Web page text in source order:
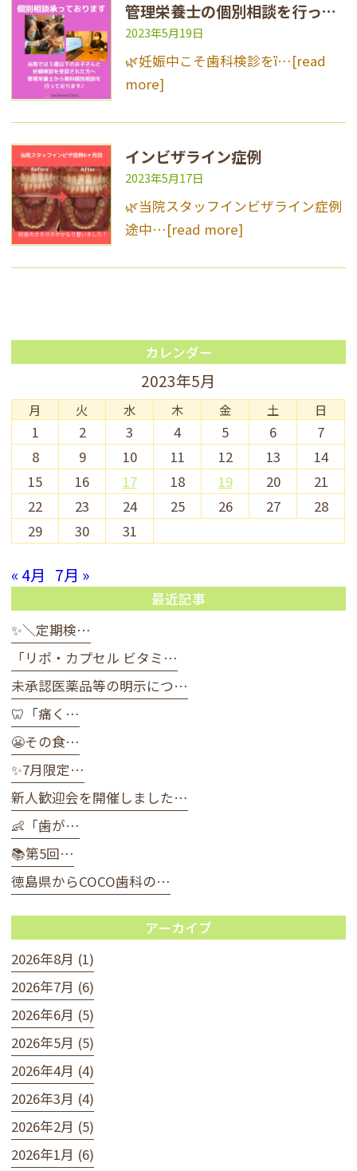
管理栄養士の個別相談を行っています
2023年5月19日
🌿妊娠中こそ歯科検診をἳ…[read
more]
インビザライン症例
2023年5月17日
🌿当院スタッフインビザライン症例
途中…[read more]
カレンダー
2023年5月
月 火 水 木 金 土 日
1 2 3 4 5 6
7
8
9 10 11 12 13
14
15
16 17 18 19 20
21
22
23 24 25 26 27
28
29
30 31
« 4月 7月 »
最近記事
✨＼定期検…
「リポ・カプセル ビタミ…
未承認医薬品等の明示につ…
🦷「痛く…
😬その食…
✨7月限定…
新人歓迎会を開催しました…
👶「歯が…
📚第5回…
徳島県からCOCO歯科の…
アーカイブ
2026年8月 (1)
2026年7月 (6)
2026年6月 (5)
2026年5月 (5)
2026年4月 (4)
2026年3月 (4)
2026年2月 (5)
2026年1月 (6)